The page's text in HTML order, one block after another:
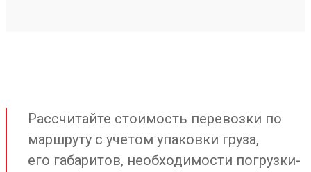
Рассчитайте стоимость перевозки по
маршруту с учетом упаковки груза,
его габаритов, необходимости погрузки-